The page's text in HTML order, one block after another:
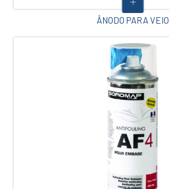
ÂNODO PARA VEIO